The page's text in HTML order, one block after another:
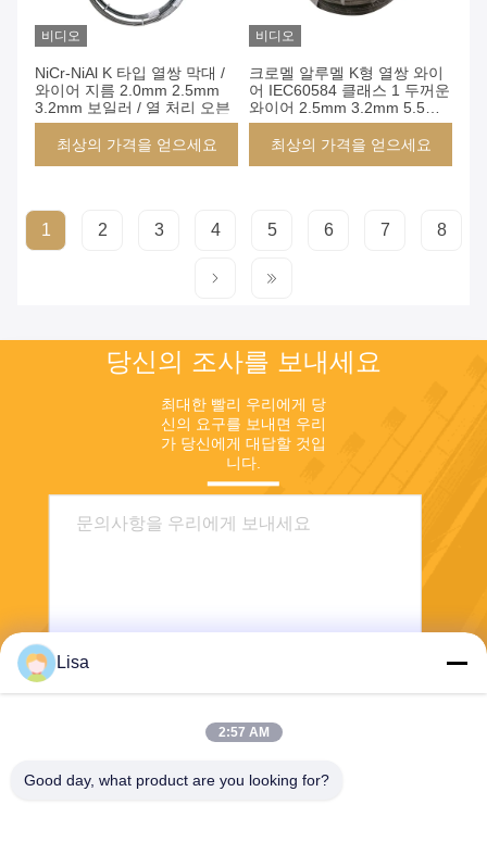
비디오
NiCr-NiAl K 타입 열쌍 막대 /
와이어 지름 2.0mm 2.5mm
3.2mm 보일러 / 열 처리 오븐
최상의 가격을 얻으세요
비디오
크로멜 알루멜 K형 열쌍 와이
어 IEC60584 클래스 1 두꺼운
와이어 2.5mm 3.2mm 5.5mm
1200도 측정
최상의 가격을 얻으세요
1 2 3 4 5 6 7 8
당신의 조사를 보내세요
최대한 빨리 우리에게 당
신의 요구를 보내면 우리
가 당신에게 대답할 것입
니다.
Lisa
2:57 AM
Good day, what product are you looking for?